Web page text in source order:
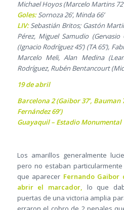
Michael Hoyos (Marcelo Martins
Goles:Sornoza 26’, Minda 66’
LIV:Sebastián Britos; Gastón
Pérez, Miguel Samudio (Gervasio
(Ignacio Rodríguez 45’) (TA 65’),
Marcelo Meli, Alan Medina
Rodríguez, Rubén Bentancourt
19 de abril
Barcelona 2 (Gaibor 37’, Bauman
Fernández 69’)
Guayaquil – Estadio Monumental
Los amarillos generalmente
pero no estaban
que aparecer Fernando
abrir el marcador,
lo que
puertas de una victoria amplia